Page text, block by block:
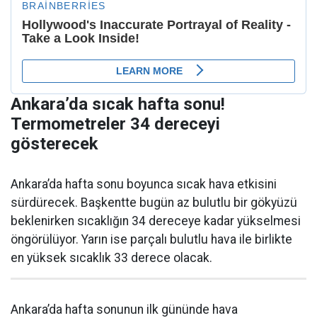
Ankara’da sıcak hafta sonu!
Termometreler 34 dereceyi
gösterecek
Ankara’da hafta sonu boyunca sıcak hava etkisini
sürdürecek. Başkentte bugün az bulutlu bir gökyüzü
beklenirken sıcaklığın 34 dereceye kadar yükselmesi
öngörülüyor. Yarın ise parçalı bulutlu hava ile birlikte
en yüksek sıcaklık 33 derece olacak.
Ankara’da hafta sonunun ilk gününde hava